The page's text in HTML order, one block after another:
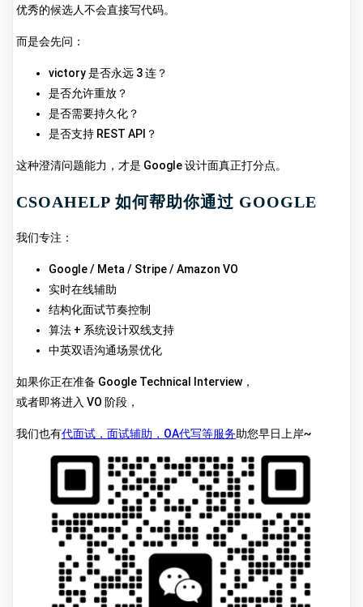
优秀的候选人不会直接写代码。
而是会先问：
victory 是否永远 3 连？
是否允许重放？
是否需要持久化？
是否支持 REST API？
这种澄清问题能力，才是 Google 设计面真正打分点。
CSOAHELP 如何帮助你通过 GOOGLE
我们专注：
Google / Meta / Stripe / Amazon VO
实时在线辅助
结构化面试节奏控制
算法 + 系统设计双线支持
中英双语沟通场景优化
如果你正在准备 Google Technical Interview，
或者即将进入 VO 阶段，
我们也有代面试，面试辅助，OA代写等服务助您早日上岸~